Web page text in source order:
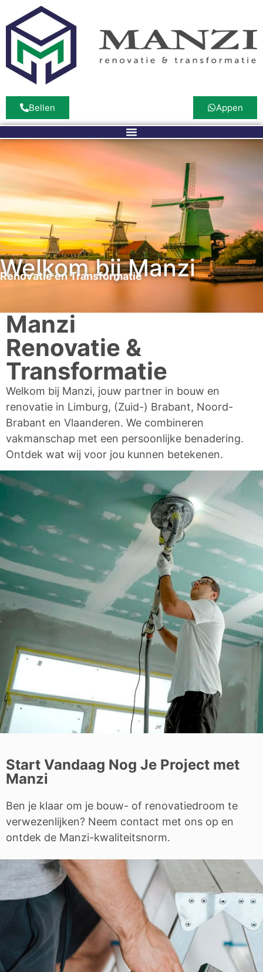
Bellen Appen
Welkom bij Manzi
Renovatie en Transformatie
Manzi
Renovatie &
Transformatie
Welkom bij Manzi, jouw partner in bouw en
renovatie in Limburg, (Zuid-) Brabant, Noord-
Brabant en Vlaanderen. We combineren
vakmanschap met een persoonlijke benadering.
Ontdek wat wij voor jou kunnen betekenen.
Start Vandaag Nog Je Project met
Manzi
Ben je klaar om je bouw- of renovatiedroom te
verwezenlijken? Neem contact met ons op en
ontdek de Manzi-kwaliteitsnorm.